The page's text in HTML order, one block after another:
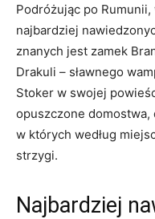
Podróżując po
najbardziej
znanych jest zamek
Drakuli – sławnego
Stoker w swojej
opuszczone domostwa,
w których ​według
strzygi.
Najbardziej